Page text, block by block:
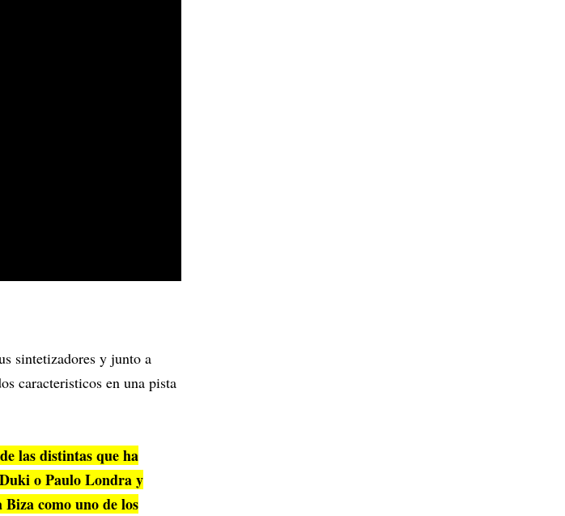
sintetizadores y junto a
caracteristicos en una pista
las distintas que ha
o Paulo Londra y
como uno de los